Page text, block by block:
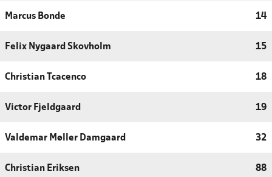
Marcus Bonde 14
Felix Nygaard Skovholm 15
Christian Tcacenco 18
Victor Fjeldgaard 19
Valdemar Møller Damgaard 32
Christian Eriksen 88